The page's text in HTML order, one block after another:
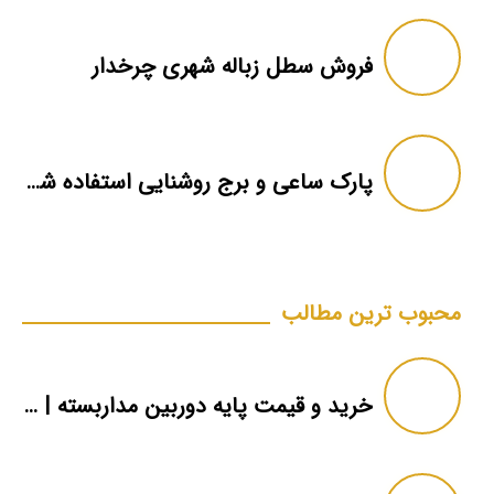
فروش سطل زباله شهری چرخدار
پارک ساعی و برج روشنایی استفاده شده در آن
محبوب ترین مطالب
خرید و قیمت پایه دوربین مداربسته | دکل دوربین